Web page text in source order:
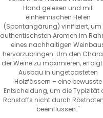
Hand gelesen und mit
einheimischen Hefen
(Spontangärung) vinifiziert, um
authentischsten Aromen im
eines nachhaltigen
hervorzubringen. Um den
der Weine zu maximieren,
Ausbau in ungetoasteten
Holzfässern – eine bewusste
Entscheidung, um die Typizität
Rohstoffs nicht durch
beeinflussen."